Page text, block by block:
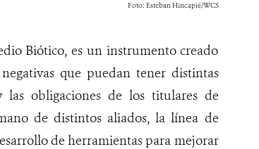
Foto: Esteban Hincapié/WCS
Biótico, es un instrumento creado
que puedan tener distintas
las obligaciones de los titulares de
de distintos aliados, la línea de
de herramientas para mejorar